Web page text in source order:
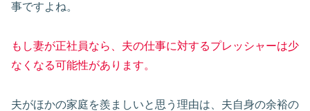
事ですよね。
もし妻が正社員なら、夫の仕事に対するプレッシャーは少
なくなる可能性があります。
夫がほかの家庭を羨ましいと思う理由は、夫自身の余裕の